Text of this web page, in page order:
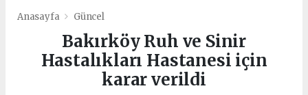
Anasayfa Güncel
Bakırköy Ruh ve Sinir
Hastalıkları Hastanesi için
karar verildi